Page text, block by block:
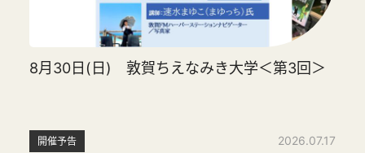
8月30日(日) 敦賀ちえなみき大学＜第3回＞
開催予告 2026.07.17